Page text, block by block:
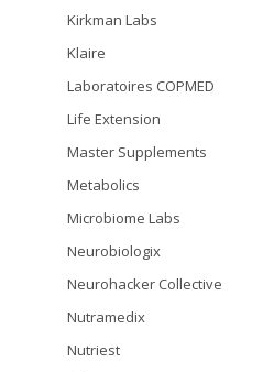
Kirkman Labs
Klaire
Laboratoires COPMED
Life Extension
Master Supplements
Metabolics
Microbiome Labs
Neurobiologix
Neurohacker Collective
Nutramedix
Nutriest